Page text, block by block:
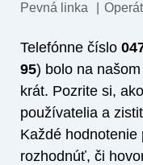
Pevná linka
Telefónne číslo
95) bolo na
krát. Pozrite si,
používatelia a
Každé
rozhodnúť, či